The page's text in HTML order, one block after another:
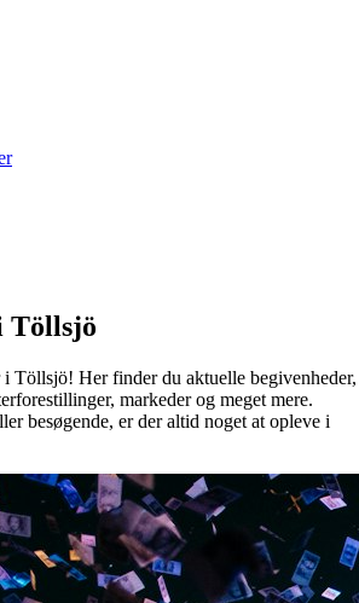
Töllsjö
Töllsjö! Her finder du aktuelle begivenheder,
markeder og meget mere.
besøgende, er der altid noget at opleve i